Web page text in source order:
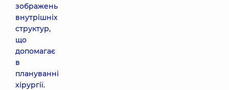
зображень
внутрішніх
структур,
що
допомагає
в
плануванні
хірургії.